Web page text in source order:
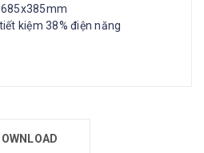
kiệm 38% điện năng